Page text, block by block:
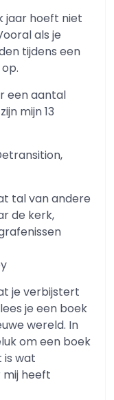
jaar hoeft niet
als je
tijdens een
een aantal
mijn 13
tal van andere
de kerk,
je verbijstert
je een boek
wereld. In
om een ​​boek
is wat
mij heeft